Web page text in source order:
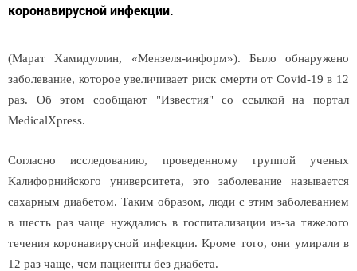
коронавирусной инфекции.
(Марат Хамидуллин, «Мензеля-информ»). Было обнаружено
заболевание, которое увеличивает риск смерти от Covid-19 в 12
раз. Об этом сообщают "Известия" со ссылкой на портал
MedicalXpress.
Согласно исследованию, проведенному группой ученых
Калифорнийского университета, это заболевание называется
сахарным диабетом. Таким образом, люди с этим заболеванием
в шесть раз чаще нуждались в госпитализации из-за тяжелого
течения коронавирусной инфекции. Кроме того, они умирали в
12 раз чаще, чем пациенты без диабета.